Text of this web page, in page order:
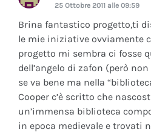
25 Ottobre 2011 alle 09:59
Brina fantastico progetto,ti
le mie iniziative ovviamente
progetto mi sembra ci fosse
dell’angelo di zafon (però
se va bene ma nella
Cooper c’è scritto che
un’immensa biblioteca
in epoca medievale e trovati